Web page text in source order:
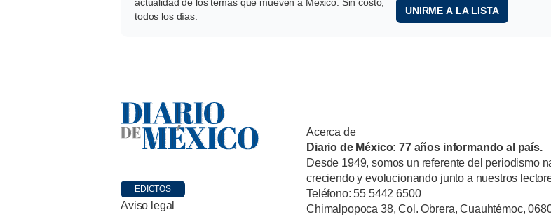
todos los días.
UNIRME A LA LISTA
EDICTOS
Aviso legal
Acerca de
Diario de México: 77 años informando al país.
Desde 1949, somos un referente del periodismo
creciendo y evolucionando junto a nuestros
Teléfono: 55 5442 6500
Chimalpopoca 38, Col. Obrera, Cuauhtémoc,